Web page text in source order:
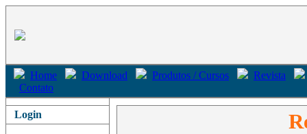
Home Download Produtos / Cursos
Revista
Contato
Login